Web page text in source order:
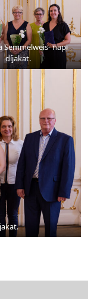
Semmelweis- napi
díjakat.